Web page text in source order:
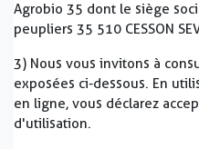
Agrobio 35 dont le siège
peupliers 35 510 CESSON
3) Nous vous invitons à
exposées ci-dessous. En
en ligne, vous déclarez
d'utilisation.